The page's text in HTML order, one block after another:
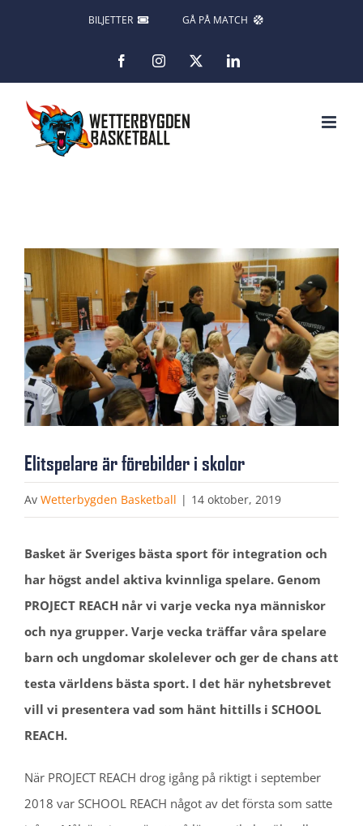
BILJETTER GÅ PÅ MATCH
FacebookInstagram LinkedIn
större
bild
Elitspelare är förebilder i skolor
Av Wetterbygden Basketball | 14 oktober, 2019
Basket är Sveriges bästa sport för integration och
har högst andel aktiva kvinnliga spelare. Genom
PROJECT REACH når vi varje vecka nya människor
och nya grupper. Varje vecka träffar våra spelare
barn och ungdomar skolelever och ger de chans att
testa världens bästa sport. I det här nyhetsbrevet
vill vi presentera vad som hänt hittills i SCHOOL
REACH.
När PROJECT REACH drog igång på riktigt i september
2018 var SCHOOL REACH något av det första som satte